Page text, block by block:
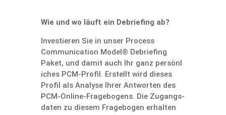
Wie und wo läuft ein Debrie­fing ab?
Inves­tieren Sie in unser Process
Commu­ni­ca­tion Model® Debrie­fing
Paket, und damit auch Ihr ganz persön­l
i­ches PCM-Profil. Erstellt wird dieses
Profil als Analyse Ihrer Antworten des
PCM-Online-Frage­bo­gens. Die Zugangs­
daten zu diesem Frage­bogen erhalten